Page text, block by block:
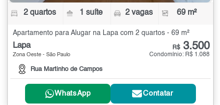
2 quartos 1 suíte 2 vagas 69 m²
Apartamento para Alugar na Lapa com 2 quartos - 69 m²
Lapa
Zona Oeste - São Paulo
Rua Martinho de Campos
R$ 3.500
Condomínio: R$ 1.088
WhatsApp Contatar